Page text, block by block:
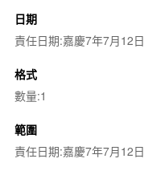
日期
責任日期:嘉慶7年7月12日
格式
數量:1
範圍
責任日期:嘉慶7年7月12日